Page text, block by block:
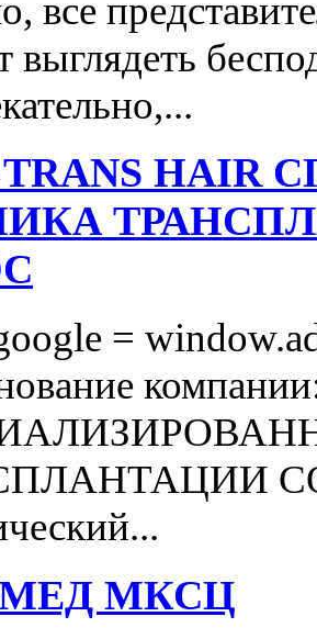
все
выглядеть
TRANS
=
МКСЦ